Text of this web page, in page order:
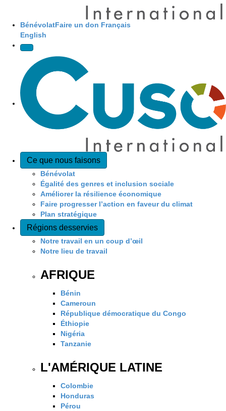
BénévolatFaire un don Français
English
Ce que nous faisons
Bénévolat
Égalité des genres et inclusion sociale
Améliorer la résilience économique
Faire progresser l’action en faveur du climat
Plan stratégique
Régions desservies
Notre travail en un coup d’œil
Notre lieu de travail
AFRIQUE
Bénin
Cameroun
République démocratique du Congo
Éthiopie
Nigéria
Tanzanie
L'AMÉRIQUE LATINE
Colombie
Honduras
Pérou